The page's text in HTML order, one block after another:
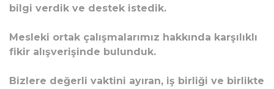
bilgi verdik ve destek istedik.
Mesleki ortak çalışmalarımız hakkında karşılıklı
fikir alışverişinde bulunduk.
Bizlere değerli vaktini ayıran, iş birliği ve birlikte